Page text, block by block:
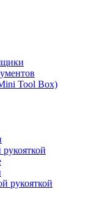
Tool Box)
рукояткой